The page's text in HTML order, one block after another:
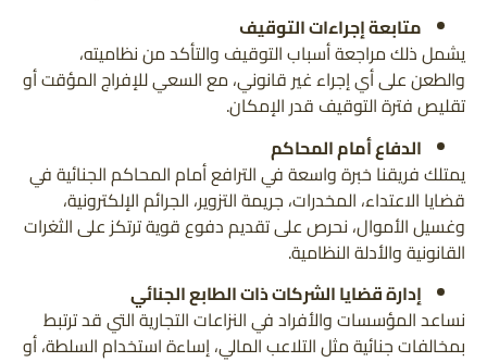
متابعة إجراءات التوقيف
يشمل ذلك مراجعة أسباب التوقيف والتأكد من نظاميته،
والطعن على أي إجراء غير قانوني، مع السعي للإفراج المؤقت أو
تقليص فترة التوقيف قدر الإمكان.
الدفاع أمام المحاكم
يمتلك فريقنا خبرة واسعة في الترافع أمام المحاكم الجنائية في
قضايا الاعتداء، المخدرات، جريمة التزوير، الجرائم الإلكترونية،
وغسيل الأموال، نحرص على تقديم دفوع قوية ترتكز على الثغرات
القانونية والأدلة النظامية.
إدارة قضايا الشركات ذات الطابع الجنائي
نساعد المؤسسات والأفراد في النزاعات التجارية التي قد ترتبط
بمخالفات جنائية مثل التلاعب المالي، إساءة استخدام السلطة، أو